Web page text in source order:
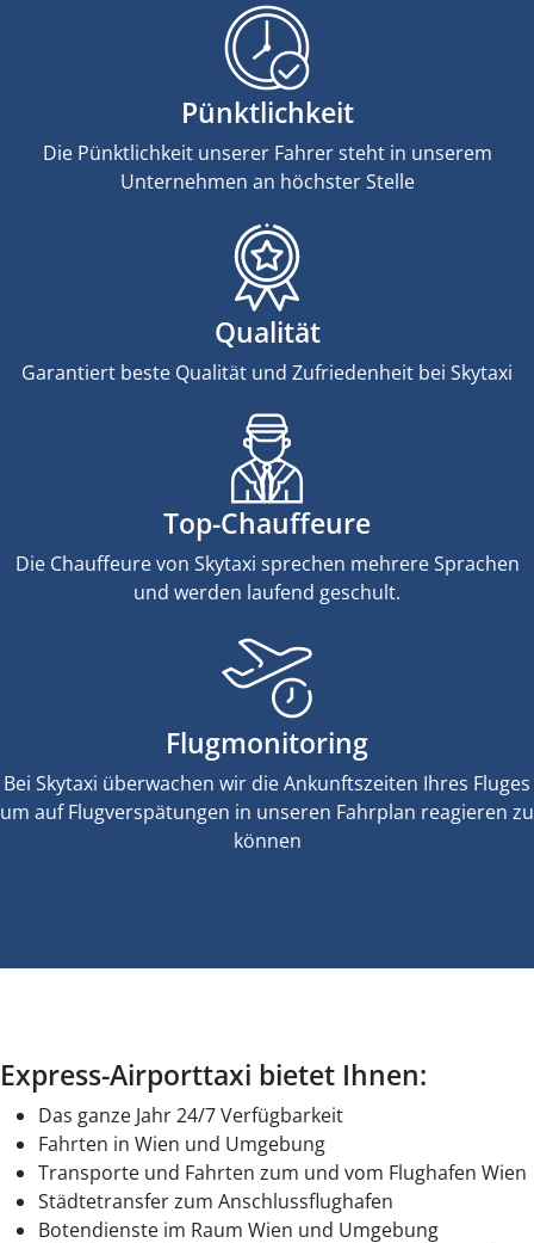
Pünktlichkeit
Die Pünktlichkeit unserer Fahrer steht in unserem
Unternehmen an höchster Stelle
Qualität
Garantiert beste Qualität und Zufriedenheit bei Skytaxi
Top-Chauffeure
Die Chauffeure von Skytaxi sprechen mehrere Sprachen
und werden laufend geschult.
Flugmonitoring
Bei Skytaxi überwachen wir die Ankunftszeiten Ihres Fluges
um auf Flugverspätungen in unseren Fahrplan reagieren zu
können
Express-Airporttaxi bietet Ihnen:
Das ganze Jahr 24/7 Verfügbarkeit
Fahrten in Wien und Umgebung
Transporte und Fahrten zum und vom Flughafen Wien
Städtetransfer zum Anschlussflughafen
Botendienste im Raum Wien und Umgebung